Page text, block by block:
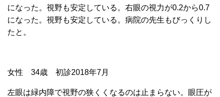
になった。視野も安定している。右眼の視力が0.2から0.7
になった。視野も安定している。病院の先生もびっくりし
たと。
女性 34歳 初診2018年7月
左眼は緑内障で視野の狭くくなるのは止まらない。眼圧が